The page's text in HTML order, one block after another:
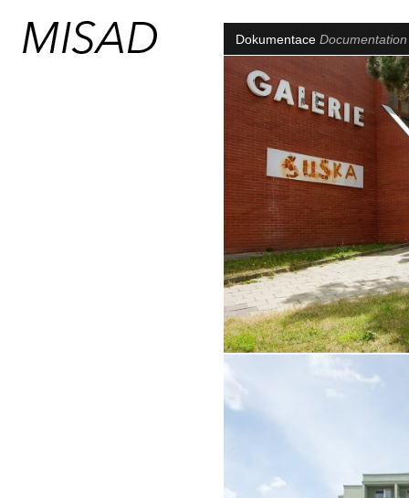
Dokumentace